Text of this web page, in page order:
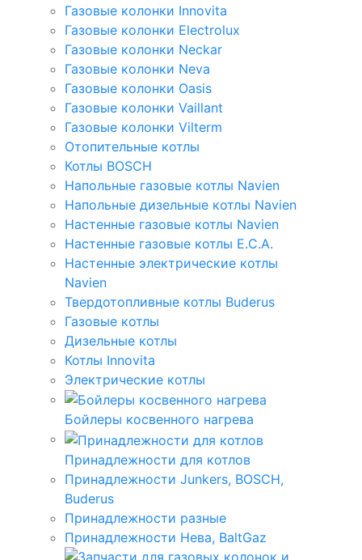
Газовые колонки Innovita
Газовые колонки Electrolux
Газовые колонки Neckar
Газовые колонки Neva
Газовые колонки Oasis
Газовые колонки Vaillant
Газовые колонки Vilterm
Отопительные котлы
Котлы BOSCH
Напольные газовые котлы Navien
Напольные дизельные котлы Navien
Настенные газовые котлы Navien
Настенные газовые котлы E.C.A.
Настенные электрические котлы
Navien
Твердотопливные котлы Buderus
Газовые котлы
Дизельные котлы
Котлы Innovita
Электрические котлы
Бойлеры косвенного нагрева
Принадлежности для котлов
Принадлежности Junkers, BOSCH,
Buderus
Принадлежности разные
Принадлежности Нева, BaltGaz